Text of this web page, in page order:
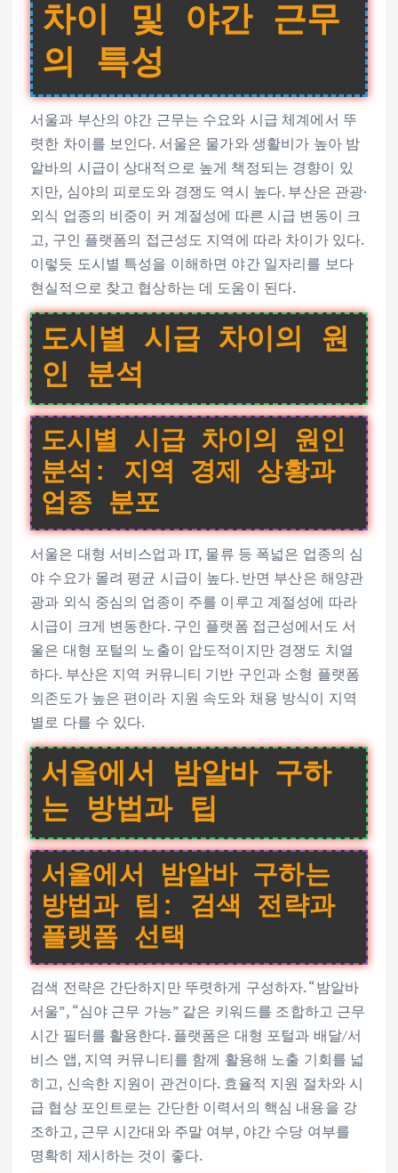
차이 및 야간 근무
의 특성
서울과 부산의 야간 근무는 수요와 시급 체계에서 뚜
렷한 차이를 보인다. 서울은 물가와 생활비가 높아 밤
알바의 시급이 상대적으로 높게 책정되는 경향이 있
지만, 심야의 피로도와 경쟁도 역시 높다. 부산은 관광·
외식 업종의 비중이 커 계절성에 따른 시급 변동이 크
고, 구인 플랫폼의 접근성도 지역에 따라 차이가 있다.
이렇듯 도시별 특성을 이해하면 야간 일자리를 보다
현실적으로 찾고 협상하는 데 도움이 된다.
도시별 시급 차이의 원
인 분석
도시별 시급 차이의 원인
분석: 지역 경제 상황과
업종 분포
서울은 대형 서비스업과 IT, 물류 등 폭넓은 업종의 심
야 수요가 몰려 평균 시급이 높다. 반면 부산은 해양관
광과 외식 중심의 업종이 주를 이루고 계절성에 따라
시급이 크게 변동한다. 구인 플랫폼 접근성에서도 서
울은 대형 포털의 노출이 압도적이지만 경쟁도 치열
하다. 부산은 지역 커뮤니티 기반 구인과 소형 플랫폼
의존도가 높은 편이라 지원 속도와 채용 방식이 지역
별로 다를 수 있다.
서울에서 밤알바 구하
는 방법과 팁
서울에서 밤알바 구하는
방법과 팁: 검색 전략과
플랫폼 선택
검색 전략은 간단하지만 뚜렷하게 구성하자. “밤알바
서울”, “심야 근무 가능” 같은 키워드를 조합하고 근무
시간 필터를 활용한다. 플랫폼은 대형 포털과 배달/서
비스 앱, 지역 커뮤니티를 함께 활용해 노출 기회를 넓
히고, 신속한 지원이 관건이다. 효율적 지원 절차와 시
급 협상 포인트로는 간단한 이력서의 핵심 내용을 강
조하고, 근무 시간대와 주말 여부, 야간 수당 여부를
명확히 제시하는 것이 좋다.